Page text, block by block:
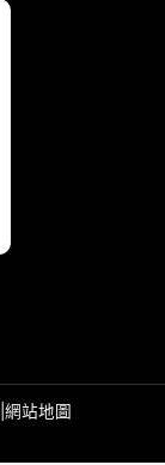
網站地圖